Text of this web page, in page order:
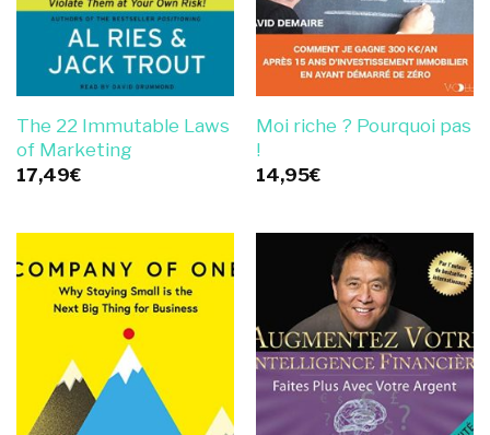
The 22 Immutable Laws
of Marketing
17,49€
Moi riche ? Pourquoi pas
!
14,95€